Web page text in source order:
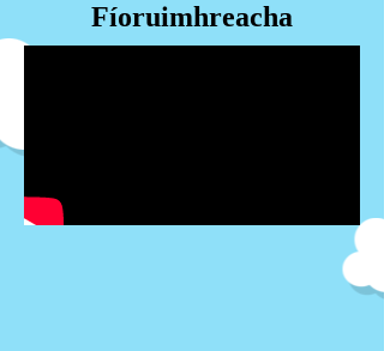
Fíoruimhreacha